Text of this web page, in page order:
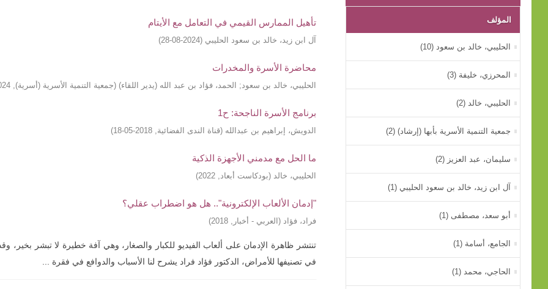
تأهيل الممارس القيمي في التعامل مع الأيتام
آل ابن زيد، خالد بن سعود الحليبي (
2024-08-28
)
محاضرة الأسرة والمخدرات
الحليبي، خالد بن سعود; الحمد، فؤاد بن عبد الله (يدير اللقاء) (جمعية التنمية الأسرية (أسرية),
برنامج الأسرة الناجحة: ح1
الدويش، إبراهيم بن عبدالله (قناة الندى الفضائية,
2018-05-18
)
ما الحل مع مدمني الأجهزة الذكية
الحليبي، خالد (بودكاست أبعاد,
2022
)
"إدمان الألعاب الإلكترونية".. هل هو اضطراب عقلي؟
فراد، فؤاد ( العربي - أخبار ,
2018
)
تنتشر ظاهرة الإدمان على ألعاب الفيديو للكبار والصغار، وهي آفة خطيرة لا تبشر
في تصنيفها للأمراض، الدكتور فؤاد فراد يشرح لنا الأسباب والدوافع في فقرة ...
المؤلف
الحليبي، خالد بن سعود (10)
المحرزي، خليفة (3)
الحليبي، خالد (2)
جمعية التنمية الأسرية بأبها (إرشاد) (2)
سليمان، عبد العزيز (2)
آل ابن زيد، خالد بن سعود الحليبي (1)
أبو سعد، مصطفى (1)
الجامع، أسامة (1)
الحاجي، محمد (1)